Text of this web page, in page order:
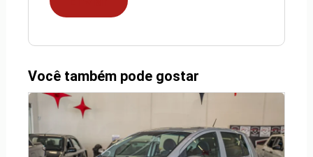
Você também pode gostar